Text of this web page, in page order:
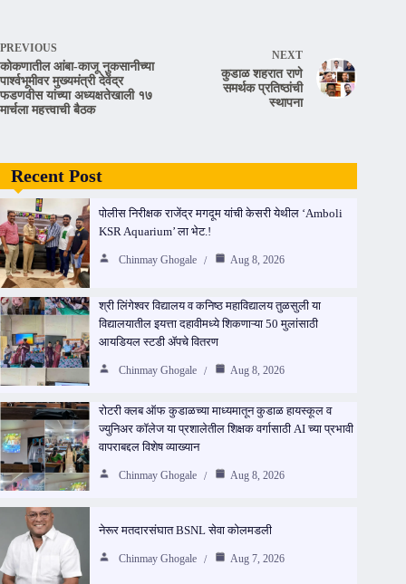
PREVIOUS
कोकणातील आंबा-काजू नुकसानीच्या
पार्श्वभूमीवर मुख्यमंत्री देवेंद्र
फडणवीस यांच्या अध्यक्षतेखाली १७
मार्चला महत्त्वाची बैठक
NEXT
कुडाळ शहरात राणे
समर्थक प्रतिष्ठांची
स्थापना
Recent Post
पोलीस निरीक्षक राजेंद्र मगदूम यांची केसरी येथील ‘Amboli
KSR Aquarium’ ला भेट.!
Chinmay Ghogale Aug 8, 2026
श्री लिंगेश्वर विद्यालय व कनिष्ठ महाविद्यालय तुळसुली या
विद्यालयातील इयत्ता दहावीमध्ये शिकणाऱ्या 50 मुलांसाठी
आयडियल स्टडी ॲपचे वितरण
Chinmay Ghogale Aug 8, 2026
रोटरी क्लब ऑफ कुडाळच्या माध्यमातून कुडाळ हायस्कूल व
ज्युनिअर कॉलेज या प्रशालेतील शिक्षक वर्गासाठी AI च्या प्रभावी
वापराबद्दल विशेष व्याख्यान
Chinmay Ghogale Aug 8, 2026
नेरूर मतदारसंघात BSNL सेवा कोलमडली
Chinmay Ghogale Aug 7, 2026